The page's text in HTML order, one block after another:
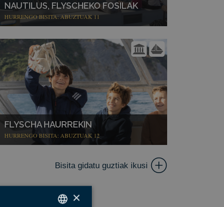
NAUTILUS, FLYSCHEKO FOSILAK
HURRENGO BISITA: ABUZTUAK 11
FLYSCHA HAURREKIN
HURRENGO BISITA: ABUZTUAK 12
Bisita gidatu guztiak ikusi
×